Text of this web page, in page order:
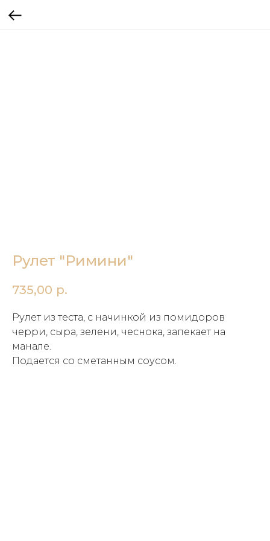
Рулет "Римини"
735,00 р.
Рулет из теста, с начинкой из помидоров
черри, сыра, зелени, чеснока, запекает на
манале.
Подается со сметанным соусом.